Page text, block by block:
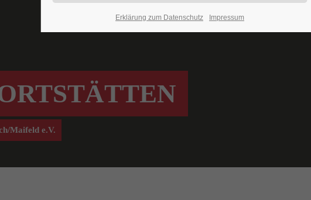
Maifeld e.V.
Erklärung zum Datenschutz Impressum